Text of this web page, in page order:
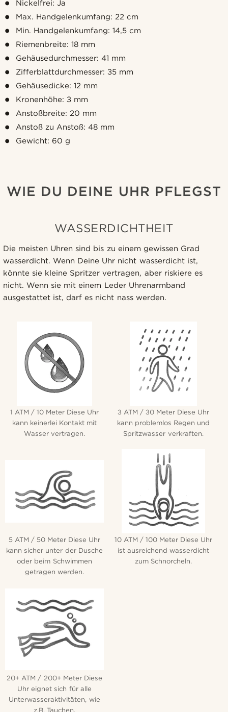
Nickelfrei: Ja
Max. Handgelenkumfang: 22 cm
Min. Handgelenkumfang: 14,5 cm
Riemenbreite: 18 mm
Gehäusedurchmesser: 41 mm
Zifferblattdurchmesser: 35 mm
Gehäusedicke: 12 mm
Kronenhöhe: 3 mm
Anstoßbreite: 20 mm
Anstoß zu Anstoß: 48 mm
Gewicht: 60 g
WIE DU DEINE UHR PFLEGST
WASSERDICHTHEIT
Die meisten Uhren sind bis zu einem gewissen Grad
wasserdicht. Wenn Deine Uhr nicht wasserdicht ist,
könnte sie kleine Spritzer vertragen, aber riskiere es
nicht. Wenn sie mit einem Leder Uhrenarmband
ausgestattet ist, darf es nicht nass werden.
1 ATM / 10 Meter Diese Uhr
kann keinerlei Kontakt mit
Wasser vertragen.
3 ATM / 30 Meter Diese Uhr
kann problemlos Regen und
Spritzwasser verkraften.
5 ATM / 50 Meter Diese Uhr
kann sicher unter der Dusche
oder beim Schwimmen
getragen werden.
10 ATM / 100 Meter Diese Uhr
ist ausreichend wasserdicht
zum Schnorcheln.
20+ ATM / 200+ Meter Diese
Uhr eignet sich für alle
Unterwasseraktivitäten, wie
z.B. Tauchen.